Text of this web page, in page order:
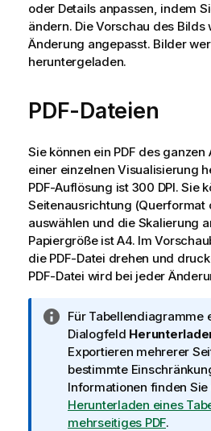
oder Details anpassen, indem
ändern. Die Vorschau des Bilds
Änderung angepasst. Bilder
heruntergeladen.
PDF-Dateien
Sie können ein PDF des ganzen
einer einzelnen Visualisierung
PDF-Auflösung ist 300 DPI. Sie
Seitenausrichtung (Querformat
auswählen und die Skalierung
Papiergröße ist A4. Im
die PDF-Datei drehen und
PDF-Datei wird bei jeder
I
n
f
o
r
m
a
Für Tabellendiagramme
Dialogfeld
Exportieren mehrerer
bestimmte
Informationen finden Sie
Herunterladen eines
mehrseitiges PDF.